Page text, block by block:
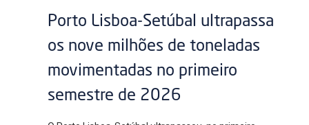
Porto Lisboa-Setúbal ultrapassa
os nove milhões de toneladas
movimentadas no primeiro
semestre de 2026